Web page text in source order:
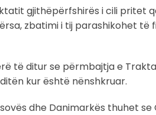
gjithëpërfshirës i cili pritet
zbatimi i tij parashikohet
të ditur se përmbajtja e
kur është nënshkruar.
dhe Danimarkës thuhet